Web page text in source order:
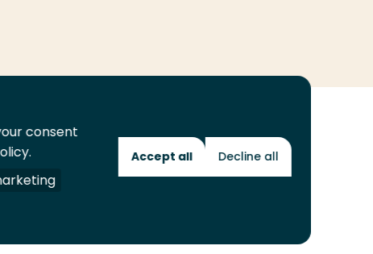
Toekomstmakers
consent
Accept all Decline all